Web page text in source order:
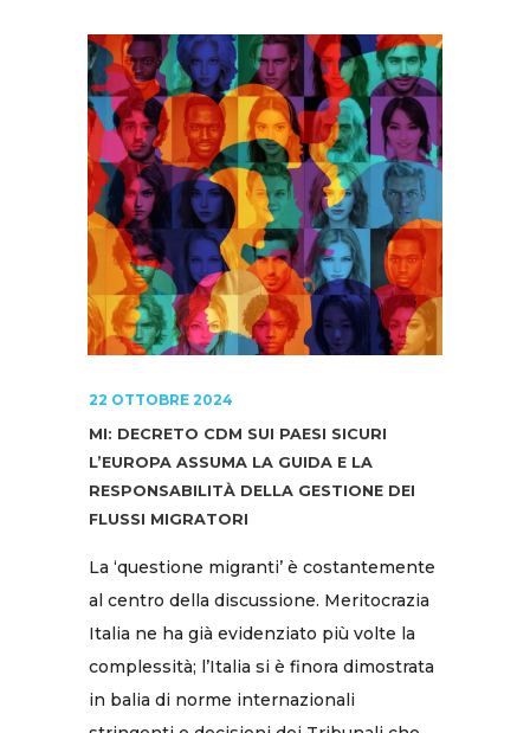
22 OTTOBRE 2024
MI: DECRETO CDM SUI PAESI SICURI
L’EUROPA ASSUMA LA GUIDA E LA
RESPONSABILITÀ DELLA GESTIONE DEI
FLUSSI MIGRATORI
La ‘questione migranti’ è costantemente
al centro della discussione. Meritocrazia
Italia ne ha già evidenziato più volte la
complessità; l’Italia si è finora dimostrata
in balia di norme internazionali